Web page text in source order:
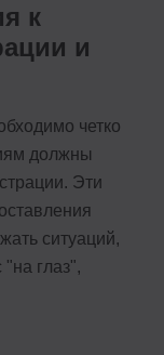
к
и
четко
должны
Эти
ситуаций,
"на глаз",